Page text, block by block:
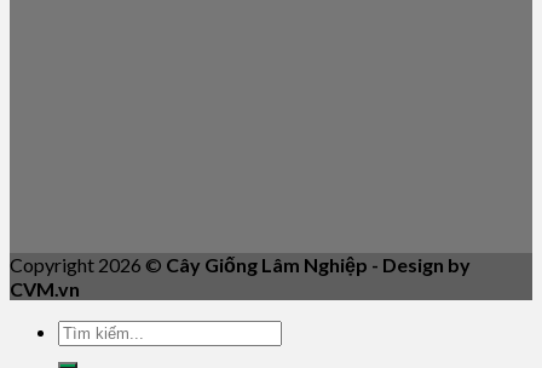
Copyright 2026 © Cây Giống Lâm Nghiệp - Design by
CVM.vn